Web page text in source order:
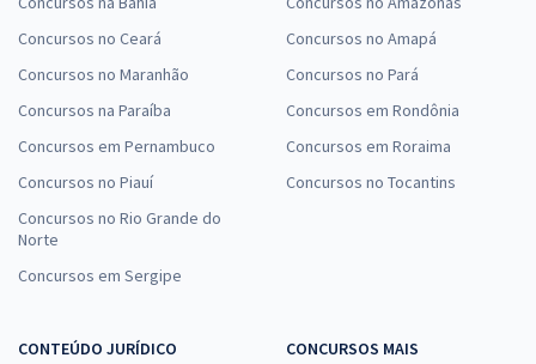
Concursos no Ceará
Concursos no Maranhão
Concursos na Paraíba
Concursos em Pernambuco
Concursos no Piauí
Concursos no Rio Grande do
Norte
Concursos em Sergipe
Concursos no Amapá
Concursos no Pará
Concursos em Rondônia
Concursos em Roraima
Concursos no Tocantins
CONTEÚDO JURÍDICO
CONCURSOS MAIS